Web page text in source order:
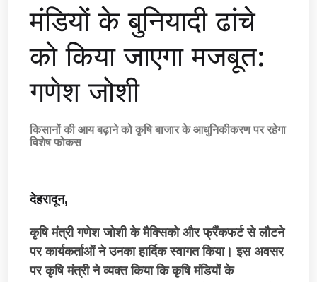
मंडियों के बुनियादी ढांचे
को किया जाएगा मजबूत:
गणेश जोशी
किसानों की आय बढ़ाने को कृषि बाजार के आधुनिकीकरण पर रहेगा
विशेष फोकस
देहरादून,
कृषि मंत्री गणेश जोशी के मैक्सिको और फ्रैंकफर्ट से लौटने
पर कार्यकर्ताओं ने उनका हार्दिक स्वागत किया। इस अवसर
पर कृषि मंत्री ने व्यक्त किया कि कृषि मंडियों के